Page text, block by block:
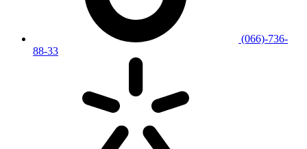
(066)-736-
88-33